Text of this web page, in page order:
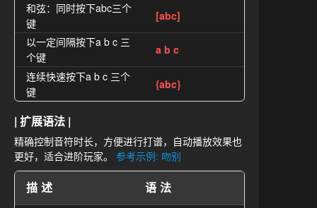
和弦：同时按下abc三个
键
[abc]
以一定间隔按下a b c 三
个键
a b c
连续快速按下a b c 三个
键
{abc}
| 扩展语法 |
精确控制音符时长，方便进行打谱，自动播放效果也
更好，适合进阶玩家。参考示例: 吻别
描述 语法